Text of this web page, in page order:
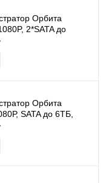
Орбита
2*SATA до
Орбита
SATA до 6ТБ,